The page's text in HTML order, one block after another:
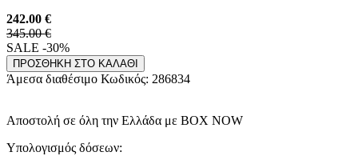
242.00 €
345.00 €
SALE -30%
ΠΡΟΣΘΗΚΗ ΣΤΟ ΚΑΛΑΘΙ
Άμεσα διαθέσιμο Κωδικός: 286834
Αποστολή σε όλη την Ελλάδα με BOX NOW
Υπολογισμός δόσεων: